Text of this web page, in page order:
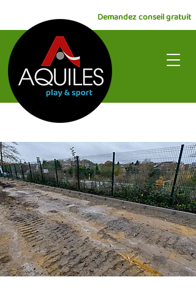
Demandez conseil gratuit